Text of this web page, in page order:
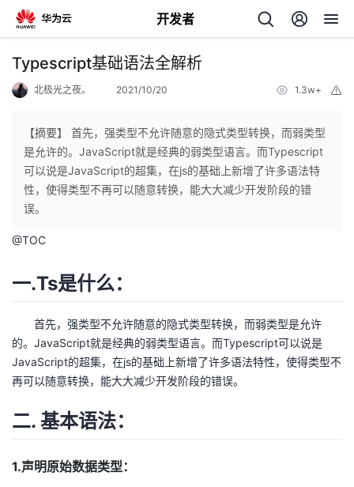
开发者
返
个
发
者
我
的
我
Typescript基础语法全解析
北极光之夜。 2021/10/20 1.3w+
【摘要】 首先，强类型不允许随意的隐式类型转换，而弱类型
是允许的。JavaScript就是经典的弱类型语言。而Typescript
可以说是JavaScript的超集，在js的基础上新增了许多语法特
性，使得类型不再可以随意转换，能大大减少开发阶段的错
误。
@TOC
一.Ts是什么：
首先，强类型不允许随意的隐式类型转换，而弱类型是允许
的。JavaScript就是经典的弱类型语言。而Typescript可以说是
JavaScript的超集，在js的基础上新增了许多语法特性，使得类型不
再可以随意转换，能大大减少开发阶段的错误。
二. 基本语法：
1.声明原始数据类型：